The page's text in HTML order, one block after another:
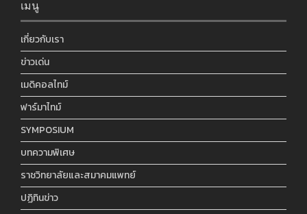
เมนู
เกี่ยวกับเรา
ข่าวเด่น
เมดิคอลไทม์
ฟาร์มาไทม์
SYMPOSIUM
บทความพิเศษ
ราชวิทยาลัยและสมาคมแพทย์
ปฏิทินข่าว